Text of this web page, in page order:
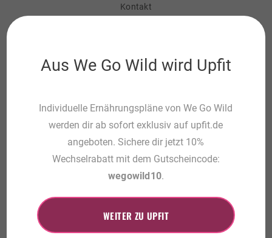
Kontakt
Gesund ernähren / Gewicht
halten
Muskelaufbau / Zunehmen
Körperdefinition
Aus We Go Wild wird Upfit
Individuelle Ernährungspläne von We Go Wild
werden dir ab sofort exklusiv auf upfit.de
angeboten. Sichere dir jetzt 10%
Wechselrabatt mit dem Gutscheincode:
wegowild10.
WEITER ZU UPFIT